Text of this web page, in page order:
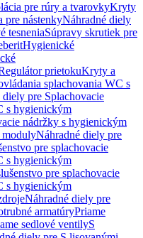
pre rúry a tvarovkyKryty
pre nástenkyNáhradné diely
tesneniaSúpravy skrutiek pre
Hygienické
prietokuKryty a
splachovania WC s
diely pre Splachovacie
s hygienickým
nádržky s hygienickým
modulyNáhradné diely pre
pre splachovacie
s hygienickým
pre splachovacie
s hygienickým
Náhradné diely pre
armatúryPriame
sedlové ventilyS